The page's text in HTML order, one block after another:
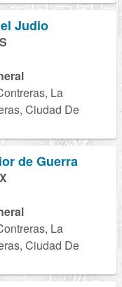
Judio
La
Ciudad De
de Guerra
La
Ciudad De